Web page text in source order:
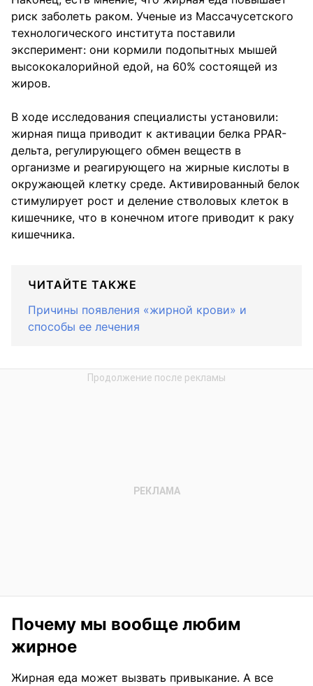
риск заболеть раком. Ученые из Массачусетского
технологического института поставили
эксперимент: они кормили подопытных мышей
высококалорийной едой, на 60% состоящей из
жиров.
В ходе исследования специалисты установили:
жирная пища приводит к активации белка PPAR-
дельта, регулирующего обмен веществ в
организме и реагирующего на жирные кислоты в
окружающей клетку среде. Активированный белок
стимулирует рост и деление стволовых клеток в
кишечнике, что в конечном итоге приводит к раку
кишечника.
ЧИТАЙТЕ ТАКЖЕ
Причины появления «жирной крови» и
способы ее лечения
Почему мы вообще любим
жирное
Жирная еда может вызвать привыкание. А все